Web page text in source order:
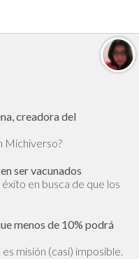
creadora del
Michiverso?
ser vacunados
en busca de que los
menos de 10% podrá
misión (casi) imposible.